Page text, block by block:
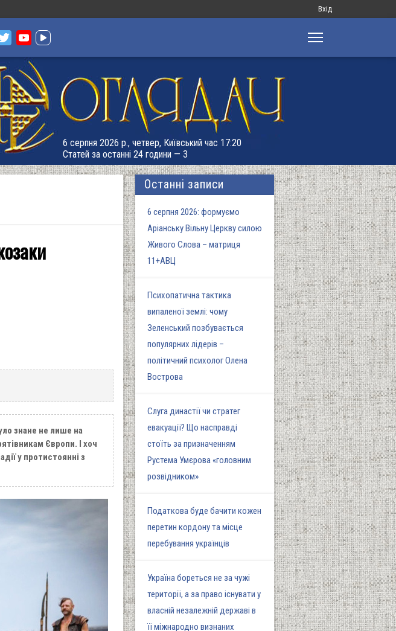
Меню
запису
Вхід
6 серпня 2026 р., четвер, Київський час 17:20
Статей за останні 24 години — 3
знане не лише на
Європи. І хоч
у протистоянні з
Останні записи
6 серпня 2026: формуємо
Аріанську Вільну Церкву силою
Живого Слова – матриця
11+АВЦ
Психопатична тактика
випаленої землі: чому
Зеленський позбувається
популярних лідерів –
політичний психолог Олена
Вострова
Слуга династії чи стратег
евакуації? Що насправді
стоїть за призначенням
Рустема Умєрова «головним
розвідником»
Податкова буде бачити кожен
перетин кордону та місце
перебування українців
Україна бореться не за чужі
території, а за право існувати у
власній незалежній державі в
її міжнародно визнаних